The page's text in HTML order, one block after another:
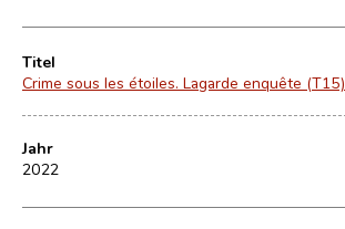
Titel
Crime sous les étoiles. Lagarde enquête (T15)
Jahr
2022